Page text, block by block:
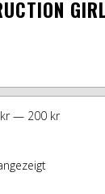
— 200 kr